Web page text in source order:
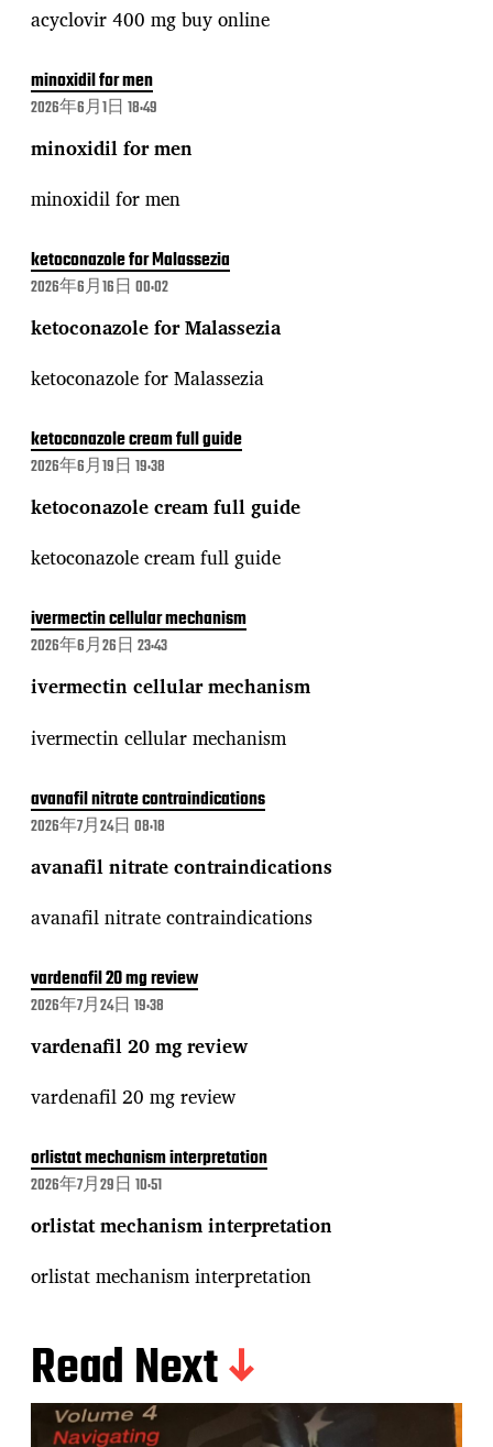
acyclovir 400 mg buy online
minoxidil for men
2026年6月1日 18:49
minoxidil for men
minoxidil for men
ketoconazole for Malassezia
2026年6月16日 00:02
ketoconazole for Malassezia
ketoconazole for Malassezia
ketoconazole cream full guide
2026年6月19日 19:38
ketoconazole cream full guide
ketoconazole cream full guide
ivermectin cellular mechanism
2026年6月26日 23:43
ivermectin cellular mechanism
ivermectin cellular mechanism
avanafil nitrate contraindications
2026年7月24日 08:18
avanafil nitrate contraindications
avanafil nitrate contraindications
vardenafil 20 mg review
2026年7月24日 19:38
vardenafil 20 mg review
vardenafil 20 mg review
orlistat mechanism interpretation
2026年7月29日 10:51
orlistat mechanism interpretation
orlistat mechanism interpretation
Read Next